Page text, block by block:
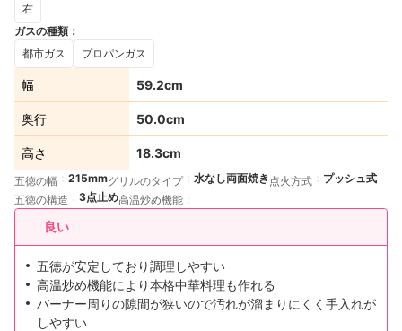
右
ガスの種類 ：
都市ガス
プロパンガス
幅 59.2cm
奥行 50.0cm
高さ 18.3cm
五徳の幅 215mmグリルのタイプ 水なし両面焼き 点火方式
プッシュ式
五徳の構造
3点止め高温炒め機能
良い
五徳が安定しており調理しやすい
高温炒め機能により本格中華料理も作れる
バーナー周りの隙間が狭いので汚れが溜まりにくく手入れが
しやすい